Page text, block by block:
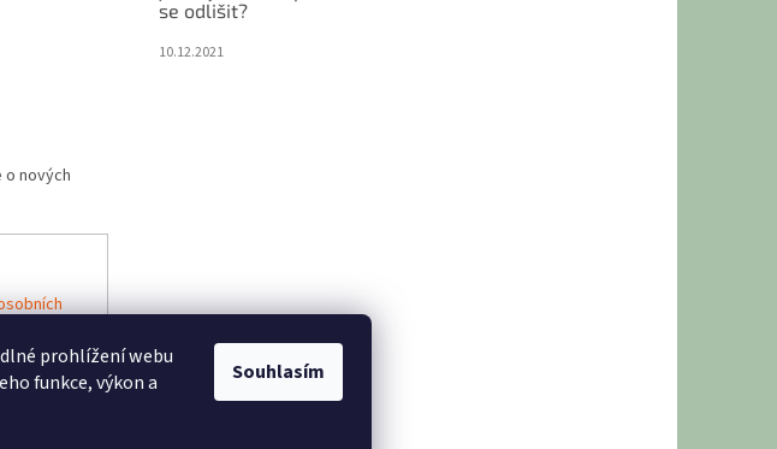
prohlížení webu
funkce, výkon a
Souhlasím
se odlišit?
10.12.2021
o nových